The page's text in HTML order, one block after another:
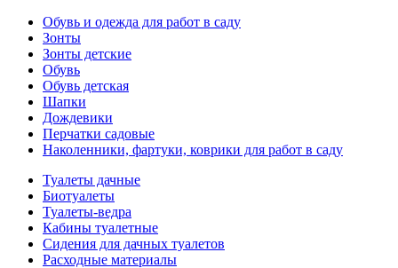
Обувь и одежда для работ в саду
Зонты
Зонты детские
Обувь
Обувь детская
Шапки
Дождевики
Перчатки садовые
Наколенники, фартуки, коврики для работ в саду
Туалеты дачные
Биотуалеты
Туалеты-ведра
Кабины туалетные
Сидения для дачных туалетов
Расходные материалы